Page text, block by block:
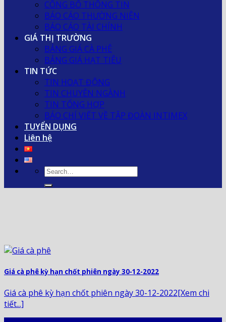
CÔNG BỐ THÔNG TIN
BÁO CÁO THƯỜNG NIÊN
BÁO CÁO TÀI CHÍNH
GIÁ THỊ TRƯỜNG
BẢNG GIÁ CÀ PHÊ
BẢNG GIÁ HẠT TIÊU
TIN TỨC
TIN HOẠT ĐỘNG
TIN CHUYÊN NGÀNH
TIN TỔNG HỢP
BÁO CHÍ VIẾT VỀ TẬP ĐOÀN INTIMEX
TUYỂN DỤNG
Liên hệ
Giá cà phê kỳ hạn chốt phiên ngày 30-12-2022
Giá cà phê kỳ hạn chốt phiên ngày 30-12-2022[Xem chi
tiết...]